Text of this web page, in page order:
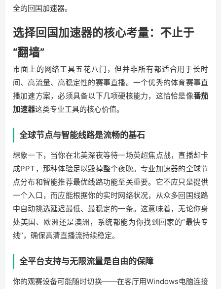
全的回国加速器。
选择回国加速器的核心考量：不止于
“翻墙”
市面上的网络工具五花八门，但并非所有都适合用于长时
间、高流量、高稳定性的赛事直播。一个优秀的体育赛事直
播加速方案，必须具备以下几项硬核能力，这恰恰是像番茄
加速器这类专业工具的核心价值。
全球节点与智能线路是流畅的基石
想象一下，当你在北美深夜等待一场英超焦点战，直播却卡
成PPT，那种体验足以毁掉整个夜晚。专业加速器的全球节
点分布和智能推荐最优线路功能至关重要。它不应只是提供
一个入口，而应能根据你的实时网络状况，从众多回国线路
中自动挑选延迟最低、最稳定的一条。这意味着，无论你身
处美国、欧洲还是澳洲，系统都能为你找到回家的“最快专
线”，确保高清直播流持续稳定。
全平台支持与无限流量是自由的保障
你的观赛设备可能随时切换——在客厅用Windows电脑连接